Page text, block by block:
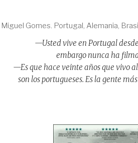
Miguel Gomes. Portugal, Alemania,
—Usted vive en Portugal
embargo nunca ha
—Es que hace veinte años que vivo
son los portugueses. Es la gente